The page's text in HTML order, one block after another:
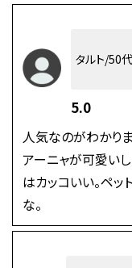
タルト/50
5.0
人気なのがわかり
アーニャが可愛い
はカッコいい。ペ
な。